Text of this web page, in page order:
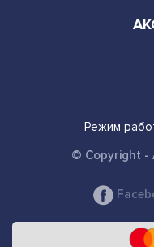
Режим
© Copyright -